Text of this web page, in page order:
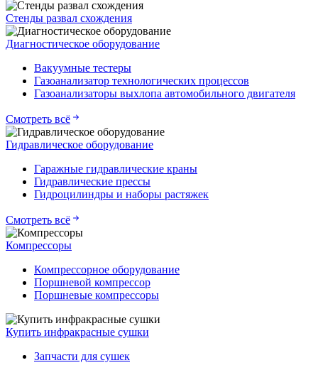
Стенды развал схождения
Диагностическое оборудование
Вакуумные тестеры
Газоанализатор технологических процессов
Газоанализаторы выхлопа автомобильного двигателя
Смотреть всё
Гидравлическое оборудование
Гаражные гидравлические краны
Гидравлические прессы
Гидроцилиндры и наборы растяжек
Смотреть всё
Компрессоры
Компрессорное оборудование
Поршневой компрессор
Поршневые компрессоры
Купить инфракрасные сушки
Запчасти для сушек